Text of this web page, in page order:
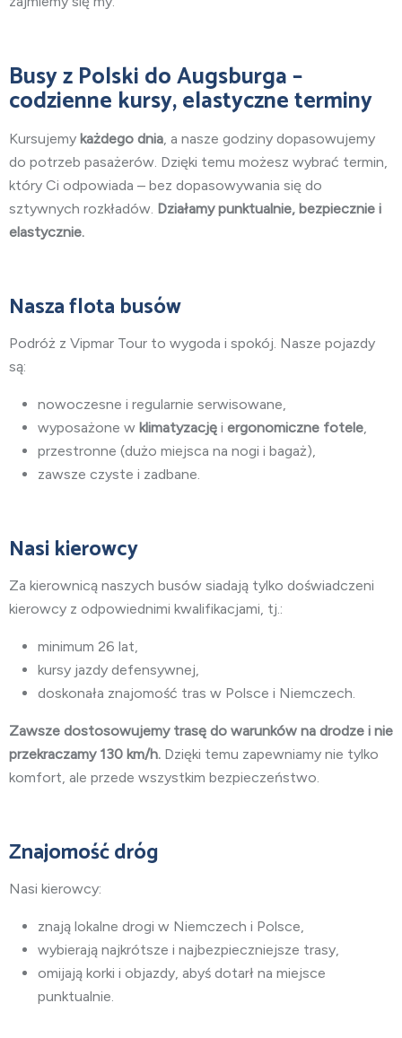
Busyz Polski do Augsburga–
codzienne kursy, elastyczne terminy
Kursujemy każdego dnia , a nasze godziny dopasowujemy
do potrzeb pasażerów. Dzięki temu możesz wybrać termin,
który Ci odpowiada – bez dopasowywania się do
sztywnych rozkładów. Działamy punktualnie, bezpiecznie i
elastycznie.
Nasza flota busów
Podróż z Vipmar Tour to wygoda i spokój. Nasze pojazdy
są:
nowoczesne i regularnie serwisowane,
wyposażone w klimatyzację i ergonomiczne fotele
przestronne (dużo miejsca na nogi i bagaż),
zawsze czyste i zadbane.
Nasi kierowcy
Za kierownicą naszych busów siadają tylko doświadczeni
kierowcy z odpowiednimi kwalifikacjami, tj.:
minimum 26 lat,
kursy jazdy defensywnej,
doskonała znajomość tras w Polsce i Niemczech.
Zawsze dostosowujemy trasę do warunków na drodze i nie
przekraczamy 130 km/h. Dzięki temu zapewniamy nie tylko
komfort, ale przede wszystkim bezpieczeństwo.
Znajomość dróg
Nasi kierowcy:
znają lokalne drogi w Niemczech i Polsce,
wybierają najkrótsze i najbezpieczniejsze trasy,
omijają korki i objazdy, abyś dotarł na miejsce
punktualnie.